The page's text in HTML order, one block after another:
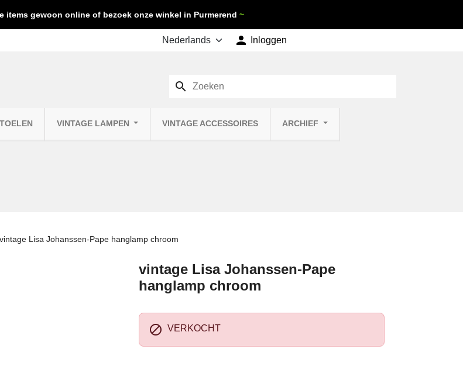
items gewoon online of bezoek onze winkel in Purmerend ~
 Inloggen
VINTAGE LAMPEN VINTAGE ACCESSOIRES ARCHIEF
search
vintage Lisa Johanssen-Pape hanglamp chroom
vintage Lisa Johanssen-Pape
hanglamp chroom
 VERKOCHT